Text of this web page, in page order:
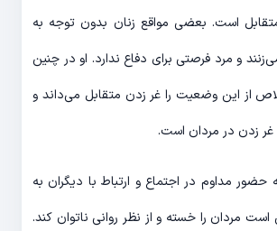
است. بعضی مواقع زنان بدون توجه به
و مرد فرصتی برای دفاع ندارد. او در چنین
از این وضعیت را غر زدن متقابل می‌داند و
زدن در مردان است.
حضور مداوم در اجتماع و ارتباط با دیگران به
مردان را خسته و از نظر روانی ناتوان کند.